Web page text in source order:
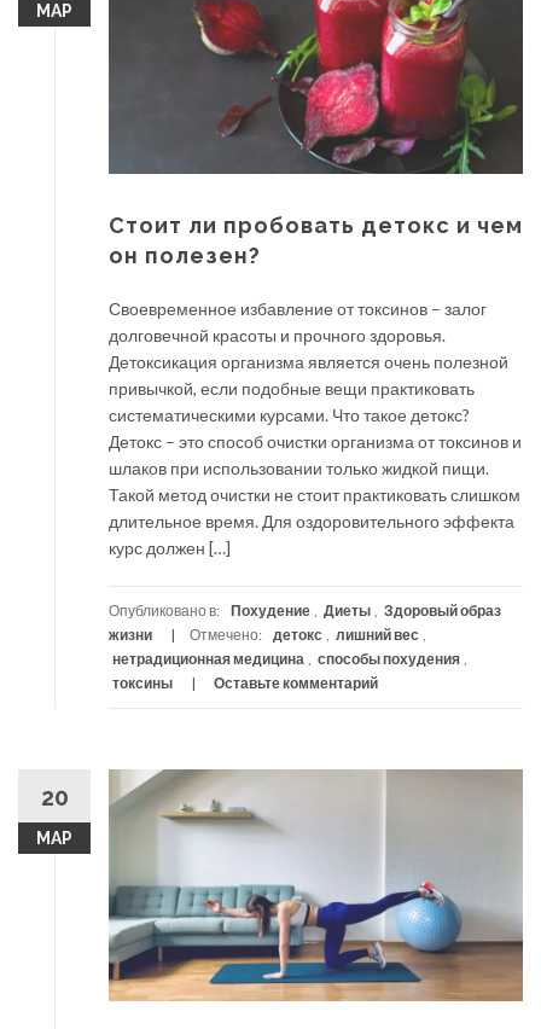
МАР
Стоит ли пробовать детокс и чем
он полезен?
Своевременное избавление от токсинов – залог
долговечной красоты и прочного здоровья.
Детоксикация организма является очень полезной
привычкой, если подобные вещи практиковать
систематическими курсами. Что такое детокс?
Детокс – это способ очистки организма от токсинов и
шлаков при использовании только жидкой пищи.
Такой метод очистки не стоит практиковать слишком
длительное время. Для оздоровительного эффекта
курс должен […]
Опубликовано в: Похудение , Диеты , Здоровый образ
жизни
Отмечено: детокс , лишний вес ,
нетрадиционная медицина , способы похудения ,
токсины
Оставьте комментарий
20
МАР